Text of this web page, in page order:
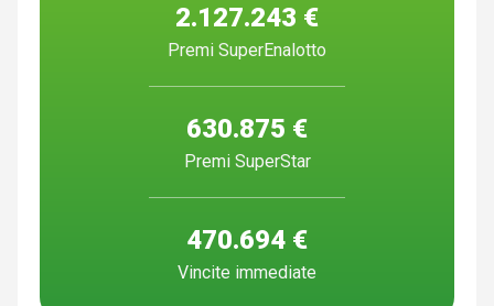
2.127.243 €
Premi SuperEnalotto
630.875 €
Premi SuperStar
470.694 €
Vincite immediate